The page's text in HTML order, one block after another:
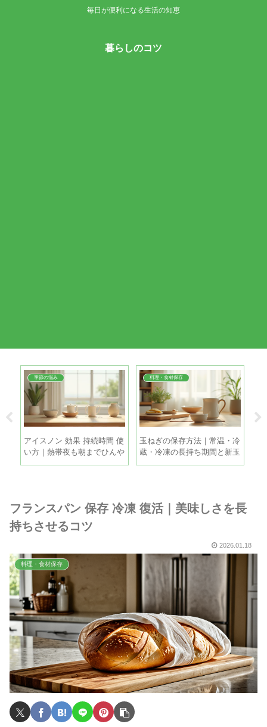
毎日が便利になる生活の知恵
暮らしのコツ
季節の悩み
アイスノン 効果 持続時間 使
い方｜熱帯夜も朝までひんや
り眠るコツ
料理・食材保存
玉ねぎの保存方法｜常温・冷
蔵・冷凍の長持ち期間と新玉
ねぎの違い
フランスパン 保存 冷凍 復活｜美味しさを長
持ちさせるコツ
2026.01.18
料理・食材保存